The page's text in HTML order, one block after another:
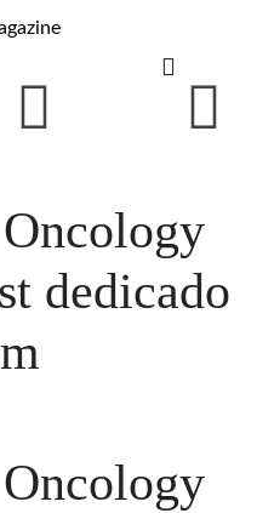
dedicado